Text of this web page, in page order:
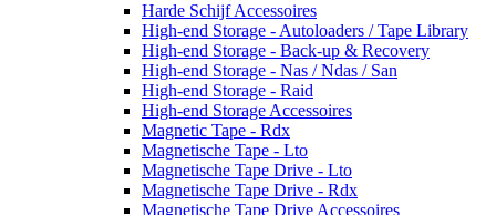
Harde Schijf Accessoires
High-end Storage - Autoloaders / Tape Library
High-end Storage - Back-up & Recovery
High-end Storage - Nas / Ndas / San
High-end Storage - Raid
High-end Storage Accessoires
Magnetic Tape - Rdx
Magnetische Tape - Lto
Magnetische Tape Drive - Lto
Magnetische Tape Drive - Rdx
Magnetische Tape Drive Accessoires